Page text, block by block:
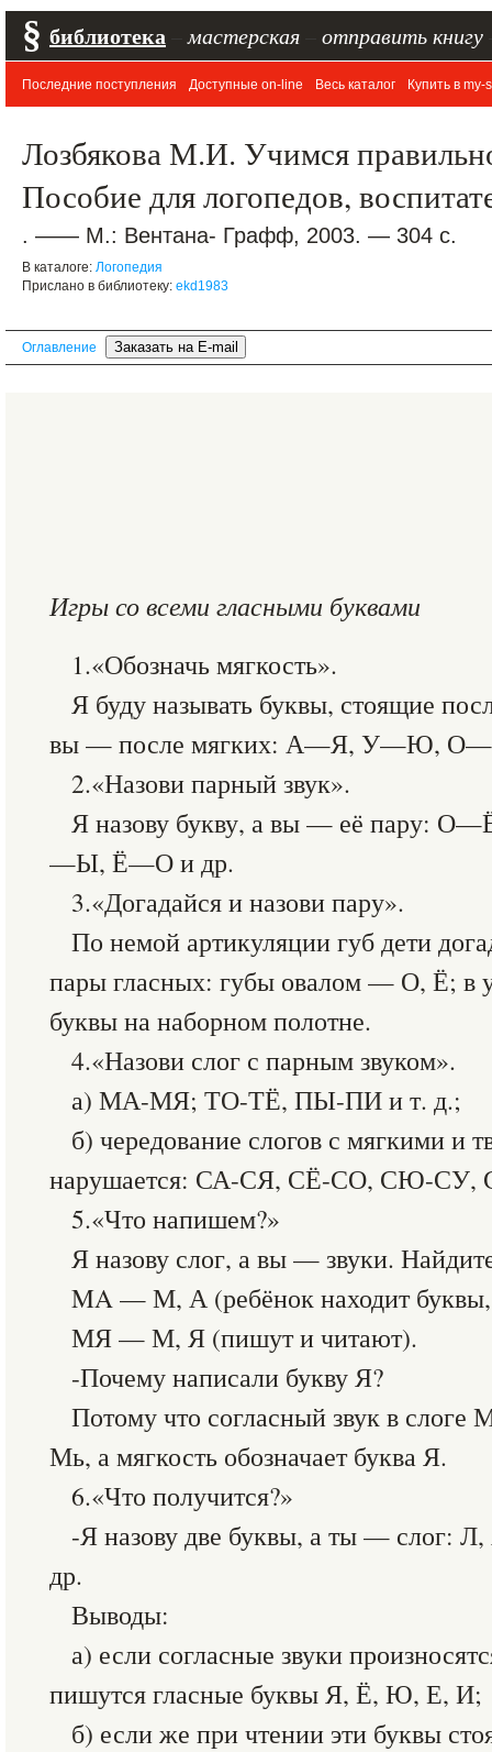
§ библиотека мастерская отправить книгу
Последние поступления Доступные on-line Весь каталог Купить в my-
Лозбякова М.И. Учимся
Пособие для логопедов,
. —— М.: Вентана- Графф, 2003. — 304 с.
В каталоге: Логопедия
Прислано в библиотеку: ekd1983
Оглавление
Игры со всеми гласными буквами
1.«Обозначь мягкость».
Я буду называть буквы, стоящие
вы — после мягких: А—Я, У—Ю,
2.«Назови парный звук».
Я назову букву, а вы — её
—Ы, Ё—О и др.
3.«Догадайся и назови пару».
По немой артикуляции губ дети
пары гласных: губы овалом — О, Ё;
буквы на наборном полотне.
4.«Назови слог с парным звуком».
а) МА-МЯ; ТО-ТЁ, ПЫ-ПИ и т. д.;
б) чередование слогов с мягкими и
нарушается: СА-СЯ, СЁ-СО, СЮ-
5.«Что напишем?»
Я назову слог, а вы — звуки.
MA — М, А (ребёнок находит
МЯ — М, Я (пишут и читают).
-Почему написали букву Я?
Потому что согласный звук в
Мь, а мягкость обозначает буква Я.
6.«Что получится?»
-Я назову две буквы, а ты —
др.
Выводы:
а) если согласные звуки
пишутся гласные буквы Я, Ё, Ю, Е, И;
б) если же при чтении эти буквы